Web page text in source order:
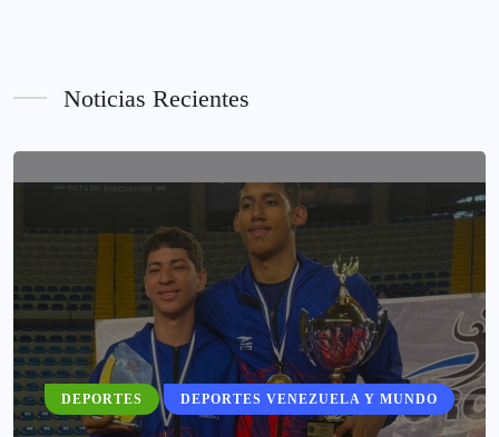
Noticias Recientes
DEPORTES DEPORTES VENEZUELA Y MUNDO